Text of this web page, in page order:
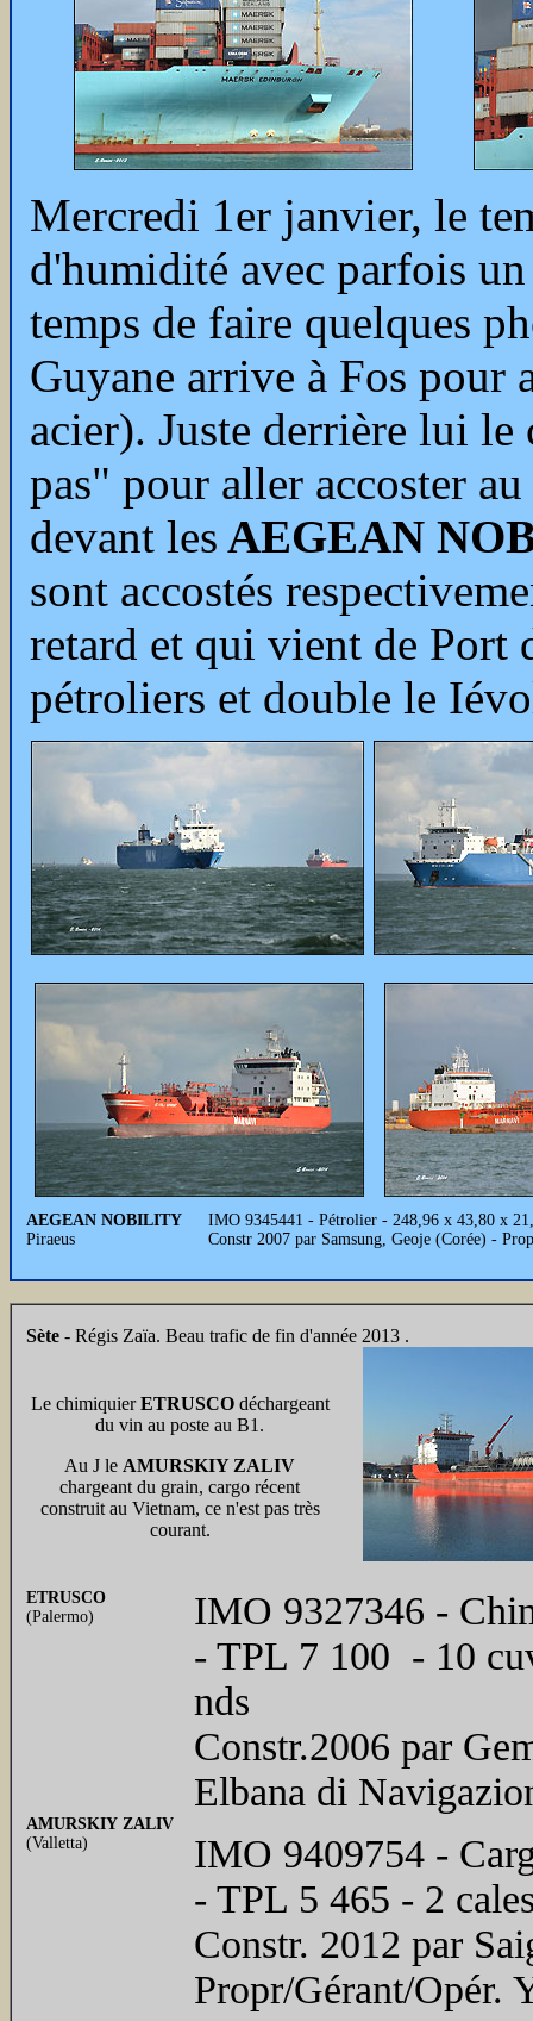
Mercredi 1er janvier, le
d'humidité avec parfois
temps de faire quelques
Guyane arrive à Fos pour
acier). Juste derrière lui
pas" pour aller accoster
devant les AEGEAN
sont accostés
retard et qui vient de Port
pétroliers et double le
AEGEAN NOBILITY
Piraeus
IMO 9345441 - Pétrolier - 248,96 x 43,80 x
Constr 2007 par Samsung, Geoje (Corée) -
Sète - Régis Zaïa. Beau trafic de fin d'année 2013 .
Le chimiquierETRUSCOdéchargeant
du vin au poste au B1.
Au J le AMURSKIY ZALIV
chargeant du grain, cargo récent
construit au Vietnam, ce n'est pas très
courant.
ETRUSCO
(Palermo)
IMO 9327346 -
- TPL 7 100 - 10
nds
Constr.2006 par
Elbana di
AMURSKIY ZALIV
(Valletta)
IMO 9409754 -
- TPL 5 465 - 2
Constr. 2012 par
Propr/Gérant/Opér.